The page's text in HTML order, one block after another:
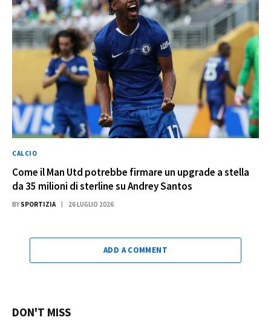
CALCIO
Come il Man Utd potrebbe firmare un upgrade a stella
da 35 milioni di sterline su Andrey Santos
BY SPORTIZIA 26 LUGLIO 2026
ADD A COMMENT
DON'T MISS